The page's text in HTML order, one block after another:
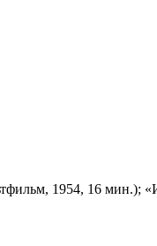
1954, 16 мин.);